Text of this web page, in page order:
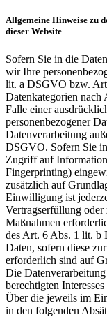
Allgemeine Hinweise zu
dieser Website
Sofern Sie in die
wir Ihre
lit. a DSGVO bzw.
Datenkategorien
Falle einer
personenbezogener
Datenverarbeitung
DSGVO. Sofern Sie
Zugriff auf
Fingerprinting)
zusätzlich auf
Einwilligung ist
Vertragserfüllung
Maßnahmen
des Art. 6 Abs. 1 lit. b
Daten, sofern diese
erforderlich sind auf
Die
berechtigten
Über die jeweils im
in den folgenden